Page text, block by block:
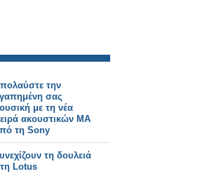
την
σας
με τη νέα
ακουστικών MA
τη Sony
τη δουλειά
Lotus